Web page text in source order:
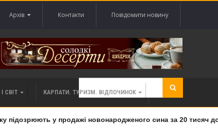
Архів Контакти Повідомити новину
СВІТ КАРПАТИ. ТУРИЗМ. ВІДПОЧИНОК
у продажі новонародженого сина за 20 тисяч